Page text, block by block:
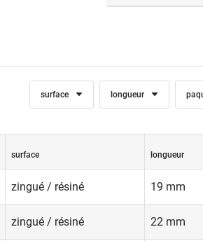
surface longueur
surface longueur
zingué / résiné 19 mm
zingué / résiné 22 mm